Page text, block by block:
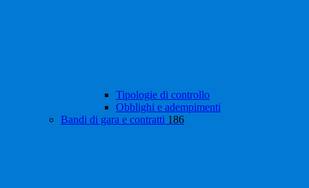
Tipologie di controllo
Obblighi e adempimenti
Bandi di gara e contratti 186